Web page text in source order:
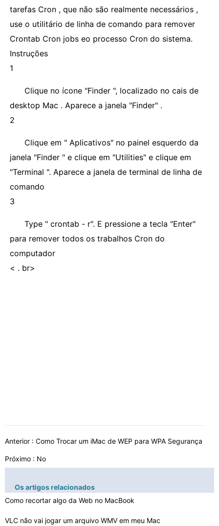
tarefas Cron , que não são realmente necessários ,
use o utilitário de linha de comando para remover
Crontab Cron jobs eo processo Cron do sistema.
Instruções
1
Clique no ícone "Finder ", localizado no cais de
desktop Mac . Aparece a janela "Finder" .
2
Clique em " Aplicativos" no painel esquerdo da
janela "Finder " e clique em "Utilities" e clique em
"Terminal ". Aparece a janela de terminal de linha de
comando
3
Type " crontab - r". E pressione a tecla "Enter"
para remover todos os trabalhos Cron do
computador
< . br>
Anterior : Como Trocar um iMac de WEP para WPA Segurança
Próximo : No
Os artigos relacionados
Como recortar algo da Web no MacBook
VLC não vai jogar um arquivo WMV em meu Mac